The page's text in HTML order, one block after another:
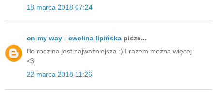
18 marca 2018 07:24
on my way - ewelina lipińska pisze...
Bo rodzina jest najważniejsza :) I razem można więcej
<3
22 marca 2018 11:26